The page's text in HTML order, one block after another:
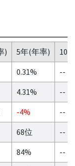
) 5年(年率)
10
0.31%
--
4.31%
--
-4%
--
68位
--
84%
--